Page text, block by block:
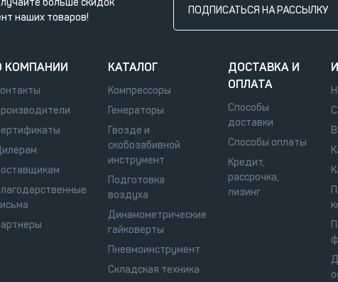
больше скидок
наших товаров!
ПОДПИСАТЬСЯ НА РАССЫЛКУ
КОМПАНИИ КАТАЛОГ
Компрессоры
Генераторы
Гвозде и
скобозабивной
инструмент
Подготовка
воздуха
Динамометрические
гайковерты
Пневмоинструмент
Складская техника
ДОСТАВКА И
ОПЛАТА
Способы
доставки
Способы оплаты
Кредит,
рассрочка,
лизинг